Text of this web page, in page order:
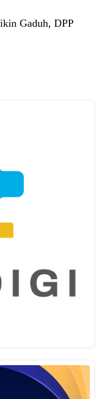
Gaduh, DPP